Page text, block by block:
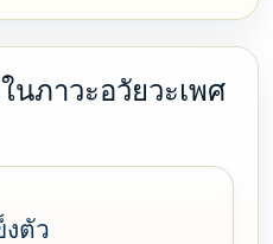
นภาวะอวัยวะเพศ
ตัว